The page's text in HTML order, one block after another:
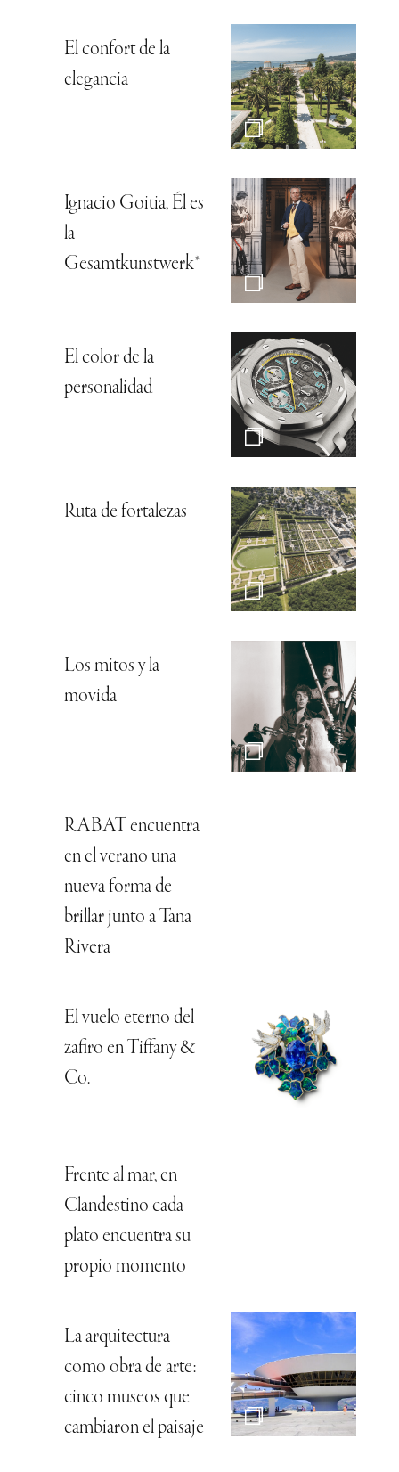
El confort de la
elegancia
Ignacio Goitia, Él es
la
Gesamtkunstwerk*
El color de la
personalidad
Ruta de fortalezas
Los mitos y la
movida
RABAT encuentra
en el verano una
nueva forma de
brillar junto a Tana
Rivera
El vuelo eterno del
zafiro en Tiffany &
Co.
Frente al mar, en
Clandestino cada
plato encuentra su
propio momento
La arquitectura
como obra de arte:
cinco museos que
cambiaron el paisaje